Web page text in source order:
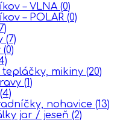
– VLNA (0)
– POLAR (0)
(7)
(0)
tepláčky, mikiny (20)
(1)
(4)
nohavice (13)
jar / jeseň (2)